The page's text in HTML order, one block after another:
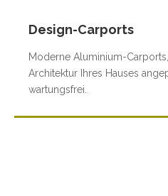
Design-Carports
Moderne Aluminium-
Architektur Ihres Hauses
wartungsfrei.